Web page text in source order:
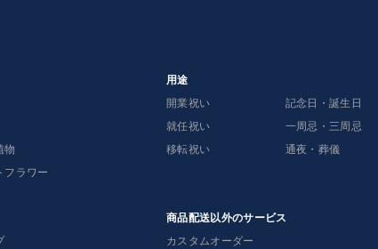
物
フラワー
用途
開業祝い
就任祝い
移転祝い
記念日・誕生日
一周忌・三周忌
通夜・葬儀
商品配送以外のサービス
カスタムオーダー